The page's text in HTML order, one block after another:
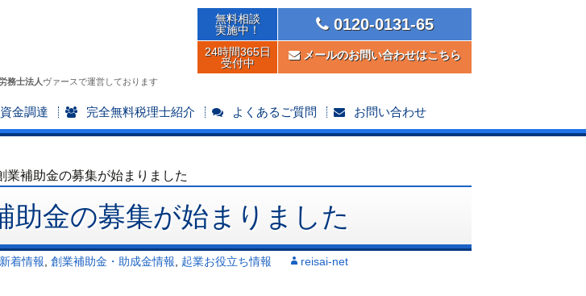
務士法人 ヴァースで運営しております
無料相談
実施中！
0120-0131-65
24時間365日
受付中
メールのお問い合わせはこちら
金調達 完全無料税理士紹介 よくあるご質問 お問い合わせ
業補助金の募集が始まりました
助金の募集が始まりました
新着情報 創業補助金・助成金情報 起業お役立ち情報 reisai-net